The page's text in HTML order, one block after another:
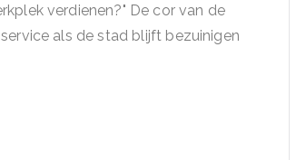
verdienen?" De cor van de
als de stad blijft bezuinigen